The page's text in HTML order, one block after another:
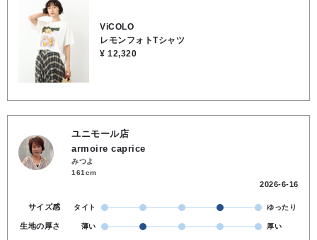
から旅行まで幅広く活躍する一枚です✨●コットン100％●お洗濯OK
ViCOLO
レモンフォトTシャツ
¥ 12,320
ユニモール店
armoire caprice
みつよ
161cm
2026-6-16
サイズ感 タイト ゆったり
生地の厚さ 薄い 厚い